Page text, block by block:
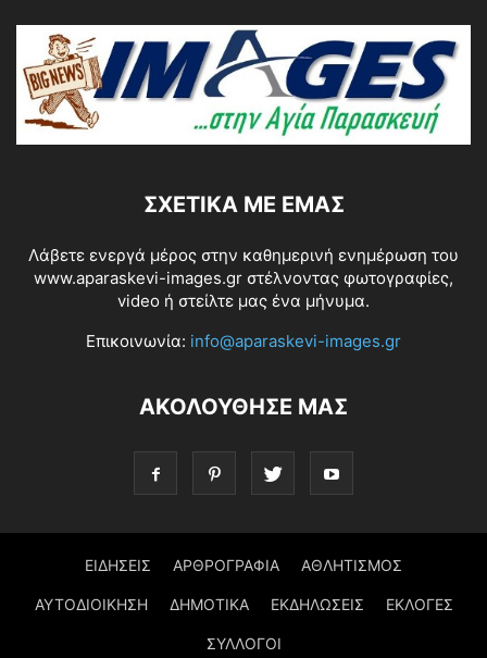
ΣΧΕΤΙΚΆ ΜΕ ΕΜΆΣ
Λάβετε ενεργά μέρος στην καθημερινή ενημέρωση του
www.aparaskevi-images.gr στέλνοντας φωτογραφίες,
video ή στείλτε μας ένα μήνυμα.
Επικοινωνία: info@aparaskevi-images.gr
ΑΚΟΛΟΥΘΗΣΕ ΜΑΣ
ΕΙΔΗΣΕΙΣ ΑΡΘΡΟΓΡΑΦΙΑ ΑΘΛΗΤΙΣΜΟΣ
ΑΥΤΟΔΙΟΙΚΗΣΗ ΔΗΜΟΤΙΚΑ ΕΚΔΗΛΩΣΕΙΣ ΕΚΛΟΓΕΣ
ΣΥΛΛΟΓΟΙ